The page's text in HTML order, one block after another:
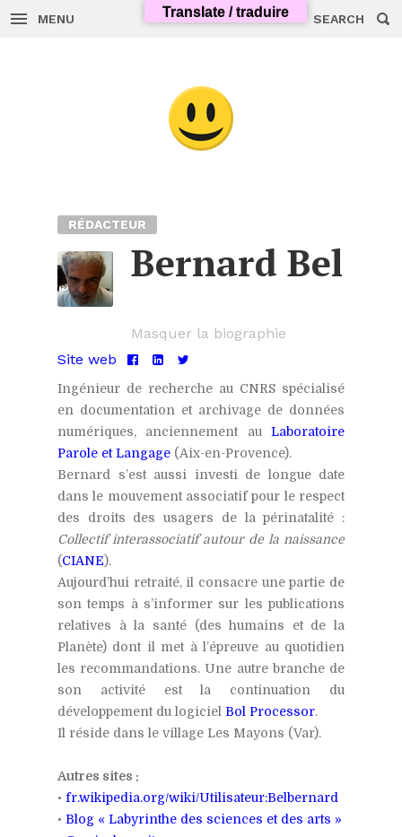
MENU SEARCH
RÉDACTEUR
Bernard Bel
Masquer la biographie
Site web
Facebook
LinkedIn
Ingénieur de recherche au CNRS spécialisé
en documentation et archivage de données
numériques, anciennement au Laboratoire
Parole et Langage (Aix-en-Provence).
Bernard s’est aussi investi de longue date
dans le mouvement associatif pour le respect
des droits des usagers de la périnatalité :
Collectif interassociatif autour de la naissance
(CIANE).
Aujourd’hui retraité, il consacre une partie de
son temps à s’informer sur les publications
relatives à la santé (des humains et de la
Planète) dont il met à l’épreuve au quotidien
les recommandations. Une autre branche de
son activité est la continuation du
développement du logiciel Bol Processor.
Il réside dans le village Les Mayons (Var).
Autres sites :
• fr.wikipedia.org/wiki/Utilisateur:Belbernard
• Blog « Labyrinthe des sciences et des arts »
Translate / traduire